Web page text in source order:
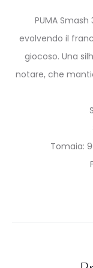
PUMA
evolvendo il
giocoso. Una
notare, che
Tomaia: